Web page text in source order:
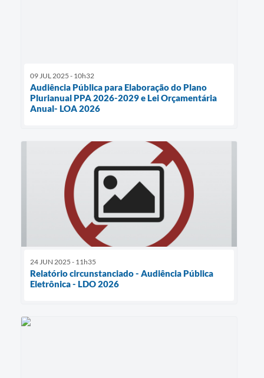
09 JUL 2025 - 10h32
Audiência Pública para Elaboração do Plano
Plurianual PPA 2026-2029 e Lei Orçamentária
Anual- LOA 2026
24 JUN 2025 - 11h35
Relatório circunstanciado - Audiência Pública
Eletrônica - LDO 2026